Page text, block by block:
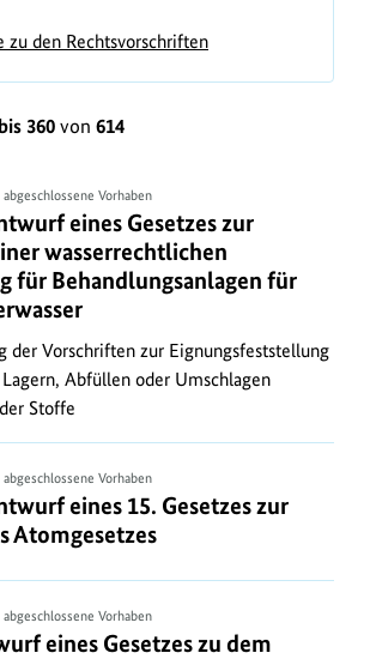
zu den Rechtsvorschriften
360von 614
Vorhaben
eines Gesetzes zur
wasserrechtlichen
für Behandlungsanlagen für
der Vorschriften zur Eignungsfeststellung
Abfüllen oder Umschlagen
Stoffe
Vorhaben
eines 15. Gesetzes zur
Atomgesetzes
Vorhaben
eines Gesetzes zu dem